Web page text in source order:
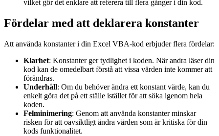
vilket gör det enklare att referera till flera gånger i din kod.
Fördelar med att deklarera konstanter
Att använda konstanter i din Excel VBA-kod erbjuder flera fördelar:
Klarhet: Konstanter ger tydlighet i koden. När andra läser din
kod kan de omedelbart förstå att vissa värden inte kommer att
förändras.
Underhåll: Om du behöver ändra ett konstant värde, kan du
enkelt göra det på ett ställe istället för att söka igenom hela
koden.
Felminimering: Genom att använda konstanter minskar
risken för att oavsiktligt ändra värden som är kritiska för din
kods funktionalitet.